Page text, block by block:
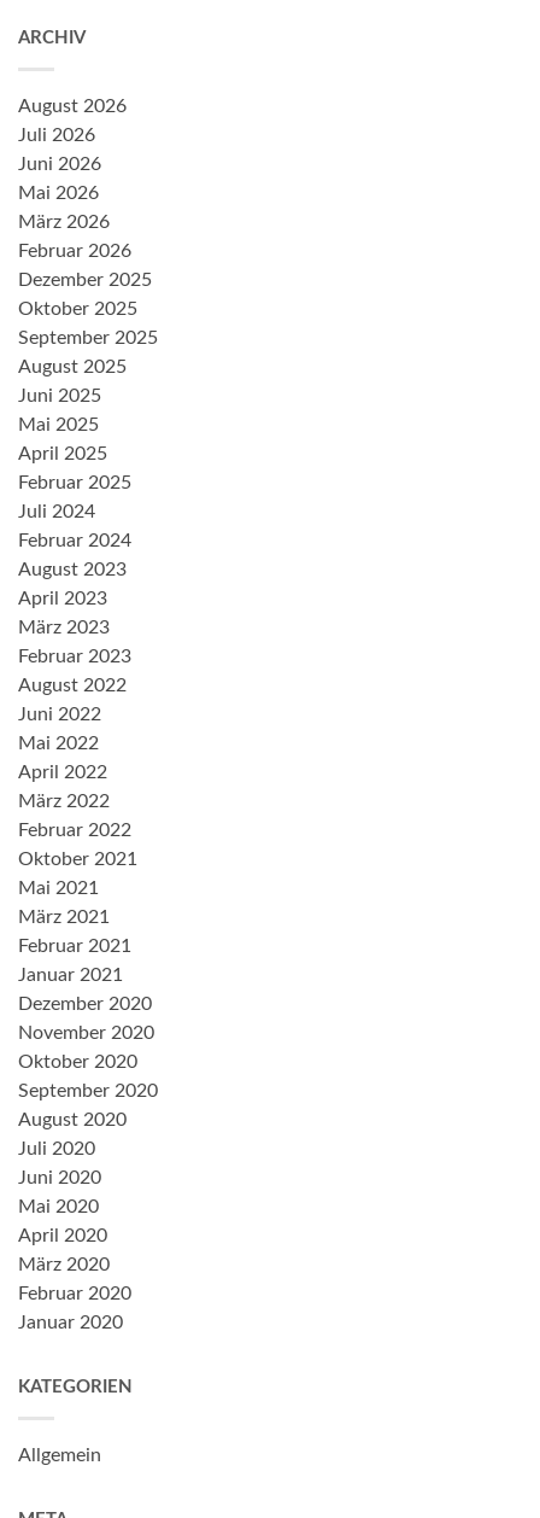
ARCHIV
August 2026
Juli 2026
Juni 2026
Mai 2026
März 2026
Februar 2026
Dezember 2025
Oktober 2025
September 2025
August 2025
Juni 2025
Mai 2025
April 2025
Februar 2025
Juli 2024
Februar 2024
August 2023
April 2023
März 2023
Februar 2023
August 2022
Juni 2022
Mai 2022
April 2022
März 2022
Februar 2022
Oktober 2021
Mai 2021
März 2021
Februar 2021
Januar 2021
Dezember 2020
November 2020
Oktober 2020
September 2020
August 2020
Juli 2020
Juni 2020
Mai 2020
April 2020
März 2020
Februar 2020
Januar 2020
KATEGORIEN
Allgemein